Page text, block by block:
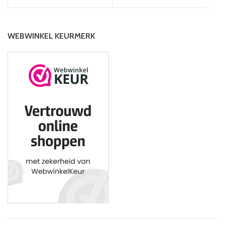
WEBWINKEL KEURMERK